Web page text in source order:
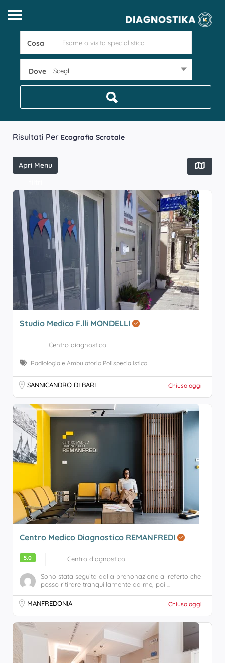
Cosa
Dove Scegli
Risultati Per Ecografia Scrotale
Apri Menu
Studio Medico F.lli MONDELLI
Centro diagnostico
Radiologia e Ambulatorio Polispecialistico
SANNICANDRO DI BARI Chiuso oggi
Centro Medico Diagnostico REMANFREDI
5.0 Centro diagnostico
Sono stata seguita dalla prenonazione al referto che
posso ritirare tranquillamente da me, poi ...
MANFREDONIA Chiuso oggi